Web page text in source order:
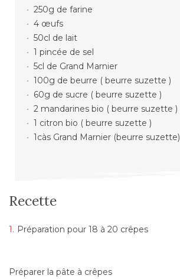
250g de farine
4 œufs
50cl de lait
1 pincée de sel
5cl de Grand Marnier
100g de beurre ( beurre suzette )
60g de sucre ( beurre suzette )
2 mandarines bio ( beurre suzette )
1 citron bio ( beurre suzette )
1càs Grand Marnier (beurre suzette)
Recette
Préparation pour 18 à 20 crêpes
Préparer la pâte à crêpes